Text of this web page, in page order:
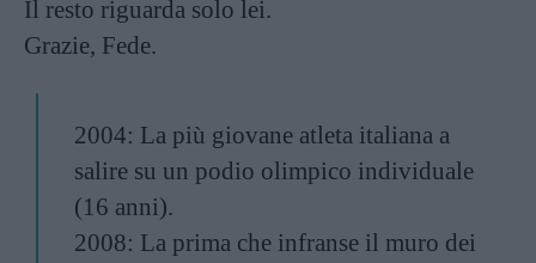
Il resto riguarda solo lei.
Grazie, Fede.
2004: La più giovane atleta italiana a
salire su un podio olimpico individuale
(16 anni).
2008: La prima che infranse il muro dei